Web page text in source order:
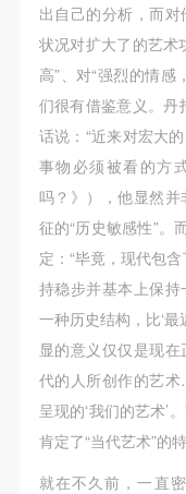
出自己的分析，而
状况对扩大了的艺术
高”、对“强烈的情
们很有借鉴意义。丹
话说：“近来对宏大
事物必须被看的方
吗？》），他显然
征的“历史敏感性”。
定：“毕竟，现代包
持稳步并基本上保
一种历史结构，比‘
显的意义仅仅是现
代的人所创作的艺
呈现的‘我们的艺术’
肯定了“当代艺术”的
就在不久前，一直